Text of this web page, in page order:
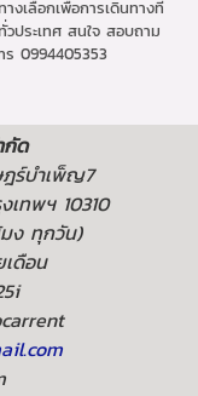
เลือกเพื่อการเดินทางที่
วประเทศ สนใจ สอบถาม
ร 0994405353
กัด
ฎร์บำเพ็ญ7
เทพฯ 10310
ง ทุกวัน)
เดือน